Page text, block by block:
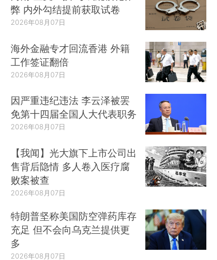
弊 内外勾结提前获取试卷
2026年08月07日
海外金融专才回流香港 外籍
工作签证翻倍
2026年08月07日
因严重违纪违法 李云泽被罢
免第十四届全国人大代表职务
2026年08月07日
【我闻】光大旗下上市公司出
售背后隐情 多人卷入医疗腐
败案被查
2026年08月07日
特朗普坚称美国防空弹药库存
充足 但不会向乌克兰提供更
多
2026年08月07日